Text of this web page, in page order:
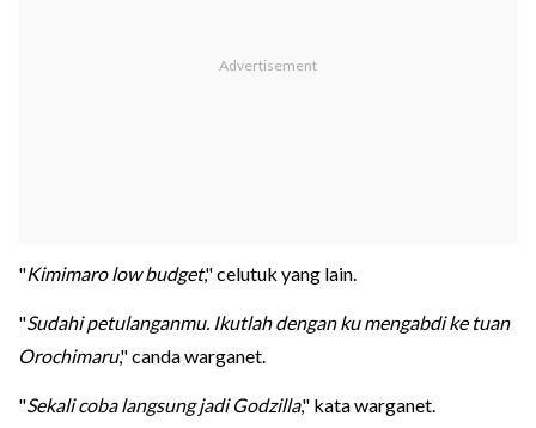
"Kimimaro low budget," celutuk yang lain.
"Sudahi petulanganmu. Ikutlah dengan ku mengabdi ke tuan
Orochimaru," canda warganet.
"Sekali coba langsung jadi Godzilla," kata warganet.